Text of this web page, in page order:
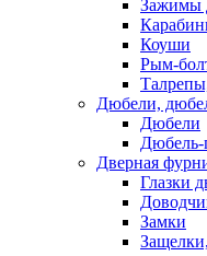
Зажимы
Коуши
Рым-
Дюбели,
Дюбели
Дюбель-
Дверная
Глазки
Замки